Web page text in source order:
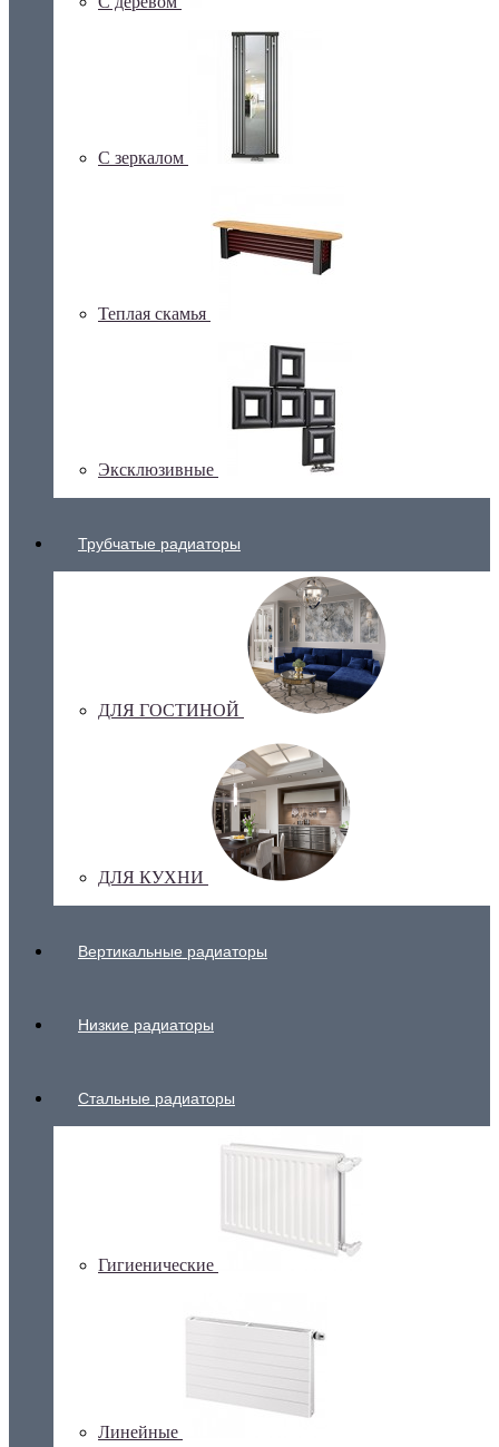
С зеркалом
Теплая скамья
Эксклюзивные
Трубчатые радиаторы
ДЛЯ ГОСТИНОЙ
ДЛЯ КУХНИ
Вертикальные радиаторы
Низкие радиаторы
Стальные радиаторы
Гигиенические
Линейные